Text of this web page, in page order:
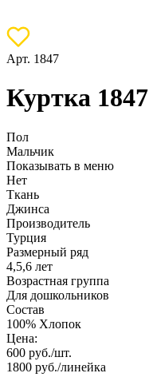
Арт. 1847
Куртка 1847
Пол
Мальчик
Показывать в меню
Нет
Ткань
Джинса
Производитель
Турция
Размерный ряд
4,5,6 лет
Возрастная группа
Для дошкольников
Состав
100% Хлопок
Цена:
600 руб./шт.
1800 руб./линейка